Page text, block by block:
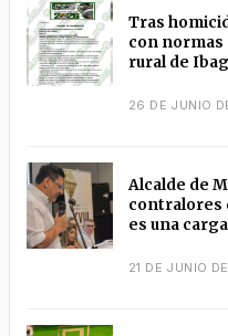
Tras
con normas
rural de
26 DE JUNIO
Alcalde de
contralores
es una
21 DE JUNIO